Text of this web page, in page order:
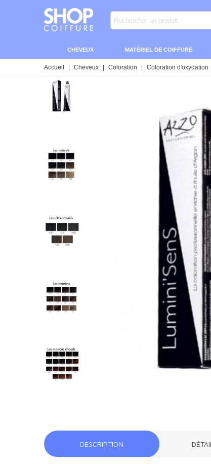
CHEVEUX MATÉRIEL DE COIFFURE
Accueil Cheveux Coloration Coloration d'oxydation
DESCRIPTION